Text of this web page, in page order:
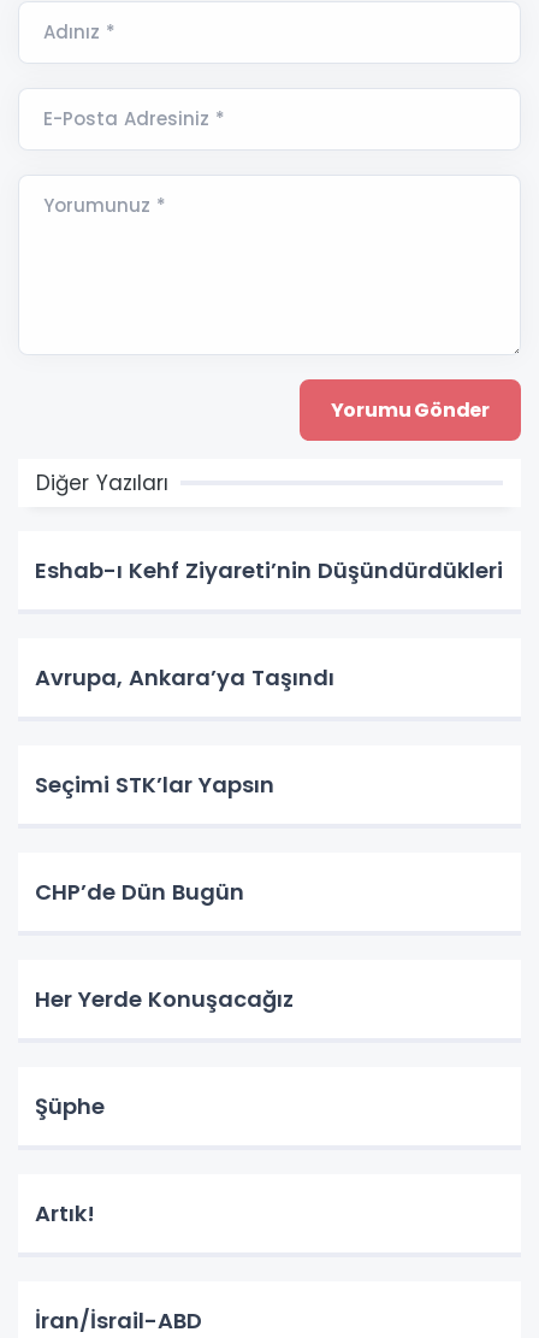
Adınız *
E-Posta Adresiniz *
Yorumunuz *
Diğer Yazıları
Eshab-ı Kehf Ziyareti’nin Düşündürdükleri
Avrupa, Ankara’ya Taşındı
Seçimi STK’lar Yapsın
CHP’de Dün Bugün
Her Yerde Konuşacağız
Şüphe
Artık!
İran/İsrail-ABD